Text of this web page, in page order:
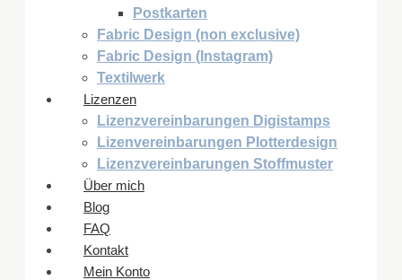
Postkarten
Fabric Design (non exclusive)
Fabric Design (Instagram)
Textilwerk
Lizenzen
Lizenzvereinbarungen Digistamps
Lizenvereinbarungen Plotterdesign
Lizenzvereinbarungen Stoffmuster
Über mich
Blog
FAQ
Kontakt
Mein Konto